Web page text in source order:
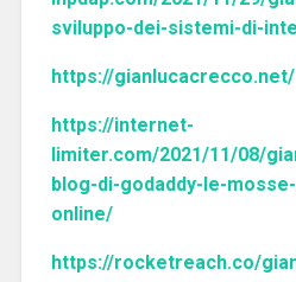
sviluppo-dei-sistemi-di-
https://gianlucacrecco.net/
https://internet-
limiter.com/2021/11/08/
blog-di-godaddy-le-
online/
https://rocketreach.co/